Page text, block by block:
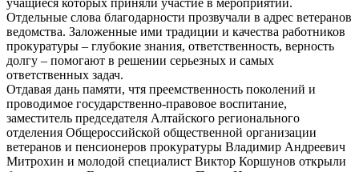
Отдельные слова благодарности прозвучали в адрес ветеранов
ведомства. Заложенные ими традиции и качества работников
прокуратуры – глубокие знания, ответственность, верность
долгу – помогают в решении серьезных и самых
ответственных задач.
Отдавая дань памяти, чтя преемственность поколений и
проводимое государственно-правовое воспитание,
заместитель председателя Алтайского регионального
отделения Общероссийской общественной организации
ветеранов и пенсионеров прокуратуры Владимир Андреевич
Митрохин и молодой специалист Виктор Коршунов открыли